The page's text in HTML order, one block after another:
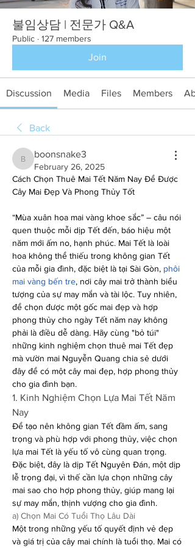
불임상담 | 전문가 Q&A
Public · 127 members
Join
Discussion Media Files Members
Back
boonsnake3
boonsnake3
February 26, 2025
Cách Chọn Thuê Mai Tết Năm Nay Để Được
Cây Mai Đẹp Và Phong Thủy Tốt
“Mùa xuân hoa mai vàng khoe sắc” – câu nói
quen thuộc mỗi dịp Tết đến, báo hiệu một
năm mới ấm no, hạnh phúc. Mai Tết là loài
hoa không thể thiếu trong không gian Tết
của mỗi gia đình, đặc biệt là tại Sài Gòn, phôi
mai vàng bến tre, nơi cây mai trở thành biểu
tượng của sự may mắn và tài lộc. Tuy nhiên,
để chọn được một gốc mai đẹp và hợp
phong thủy cho ngày Tết năm nay không
phải là điều dễ dàng. Hãy cùng "bỏ túi"
những kinh nghiệm chọn thuê mai Tết đẹp
mà vườn mai Nguyễn Quang chia sẻ dưới
đây để có một cây mai đẹp, hợp phong thủy
cho gia đình bạn.
1. Kinh Nghiệm Chọn Lựa Mai Tết Năm
Nay
Để tạo nên không gian Tết đầm ấm, sang
trọng và phù hợp với phong thủy, việc chọn
lựa mai Tết là yếu tố vô cùng quan trọng.
Đặc biệt, đây là dịp Tết Nguyên Đán, một dịp
lễ trọng đại, vì thế cần lựa chọn những cây
mai sao cho hợp phong thủy, giúp mang lại
sự may mắn, thịnh vượng cho gia đình.
a) Chọn Mai Có Tuổi Thọ Lâu Dài
Một trong những yếu tố quyết định vẻ đẹp
và giá trị của cây mai chính là tuổi thọ. Mai có